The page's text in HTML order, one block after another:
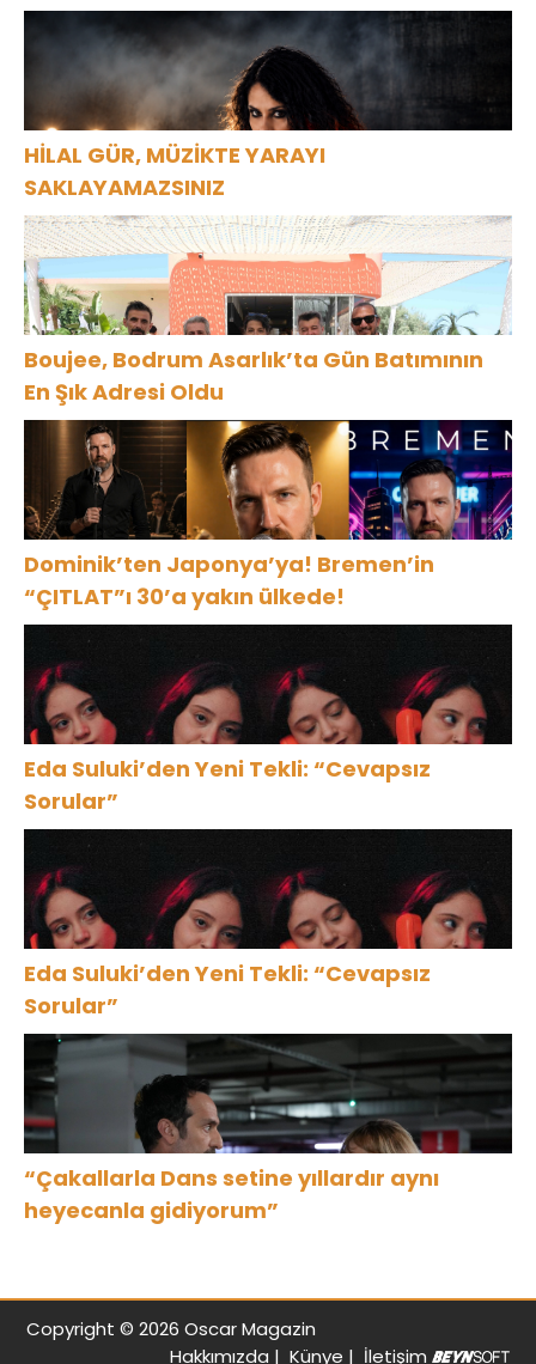
HİLAL GÜR, MÜZİKTE YARAYI
SAKLAYAMAZSINIZ
Boujee, Bodrum Asarlık’ta Gün Batımının
En Şık Adresi Oldu
Dominik’ten Japonya’ya! Bremen’in
“ÇITLAT”ı 30’a yakın ülkede!
Eda Suluki’den Yeni Tekli: “Cevapsız
Sorular”
Eda Suluki’den Yeni Tekli: “Cevapsız
Sorular”
“Çakallarla Dans setine yıllardır aynı
heyecanla gidiyorum”
Copyright © 2026 Oscar Magazin
Hakkımızda |Künye | İletişim